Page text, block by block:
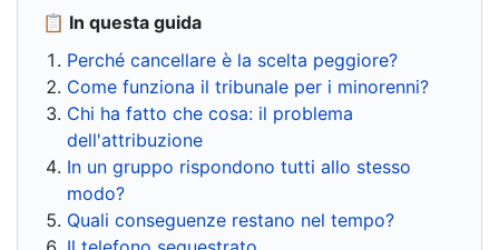
📋 In questa guida
Perché cancellare è la scelta peggiore?
Come funziona il tribunale per i minorenni?
Chi ha fatto che cosa: il problema
dell'attribuzione
In un gruppo rispondono tutti allo stesso
modo?
Quali conseguenze restano nel tempo?